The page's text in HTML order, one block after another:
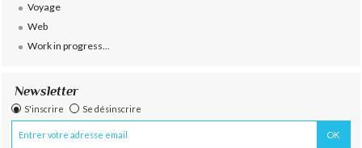
Voyage
Web
Work in progress...
Newsletter
S'inscrire Se désinscrire